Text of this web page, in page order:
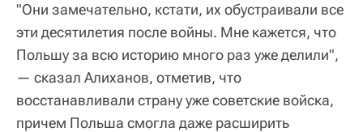
"Они замечательно, кстати, их обустраивали все
эти десятилетия после войны. Мне кажется, что
Польшу за всю историю много раз уже делили",
— сказал Алиханов, отметив, что
восстанавливали страну уже советские войска,
причем Польша смогла даже расширить